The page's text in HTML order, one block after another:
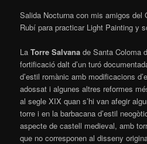
Salida Nocturna con mis amigos del
Rubí para practicar Light Painting y
LaTorre Salvana de Santa Coloma
fortificació dalt d’un turó
d’estil romànic amb modificacions
adossat i algunes altres reformes
al segle XIX quan s’hi van afegir
torre i en la barbacana d’estil
aspecte de castell medieval, amb
que no corresponen al disseny